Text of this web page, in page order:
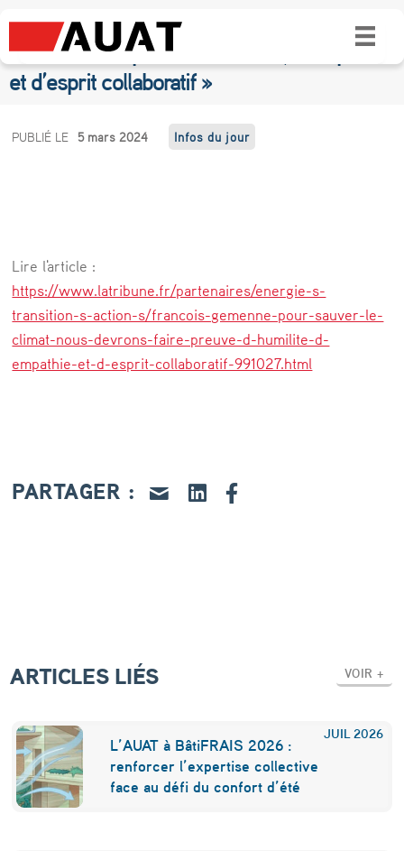
Gemenne : « pour sauver le climat, nous
devrons faire preuve d’humilité, d’empathie
et d’esprit collaboratif »
G
n
n
e
:
«
r
r
e
c
l
PUBLIÉ LE 5 mars 2024 Infos du jour
Lire l'article :
https://www.latribune.fr/partenaires/energie-s-
transition-s-action-s/francois-gemenne-pour-sauver-le-
climat-nous-devrons-faire-preuve-d-humilite-d-
empathie-et-d-esprit-collaboratif-991027.html
PARTAGER :
ARTICLES LIÉS VOIR +
JUIL 2026
L’AUAT à BâtiFRAIS 2026 :
renforcer l’expertise collective
face au défi du confort d’été